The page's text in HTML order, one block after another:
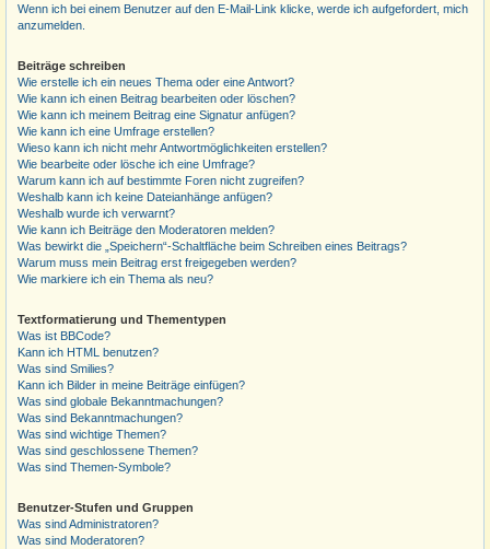
Wenn ich bei einem Benutzer auf den E-Mail-Link klicke, werde ich aufgefordert, mich
anzumelden.
Beiträge schreiben
Wie erstelle ich ein neues Thema oder eine Antwort?
Wie kann ich einen Beitrag bearbeiten oder löschen?
Wie kann ich meinem Beitrag eine Signatur anfügen?
Wie kann ich eine Umfrage erstellen?
Wieso kann ich nicht mehr Antwortmöglichkeiten erstellen?
Wie bearbeite oder lösche ich eine Umfrage?
Warum kann ich auf bestimmte Foren nicht zugreifen?
Weshalb kann ich keine Dateianhänge anfügen?
Weshalb wurde ich verwarnt?
Wie kann ich Beiträge den Moderatoren melden?
Was bewirkt die „Speichern“-Schaltfläche beim Schreiben eines Beitrags?
Warum muss mein Beitrag erst freigegeben werden?
Wie markiere ich ein Thema als neu?
Textformatierung und Thementypen
Was ist BBCode?
Kann ich HTML benutzen?
Was sind Smilies?
Kann ich Bilder in meine Beiträge einfügen?
Was sind globale Bekanntmachungen?
Was sind Bekanntmachungen?
Was sind wichtige Themen?
Was sind geschlossene Themen?
Was sind Themen-Symbole?
Benutzer-Stufen und Gruppen
Was sind Administratoren?
Was sind Moderatoren?